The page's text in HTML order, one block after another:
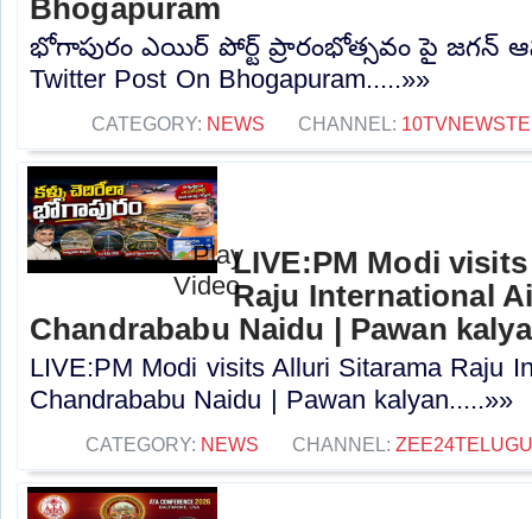
Bhogapuram
భోగాపురం ఎయిర్ పోర్ట్ ప్రారంభోత్సవం పై జగన్
Twitter Post On Bhogapuram.....»»
CATEGORY: NEWS CHANNEL:
LIVE:PM Modi
Raju International
Chandrababu Naidu | Pawan
LIVE:PM Modi visits Alluri Sitarama Raju
Chandrababu Naidu | Pawan kalyan.....»»
CATEGORY: NEWS CHANNEL: